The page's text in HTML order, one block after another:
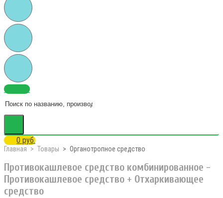
Каталог
0 руб.
Главная Товары Органотропное средство
Противокашлевое средство комбинированное -
Противокашлевое средство + Отхаркивающее
средство